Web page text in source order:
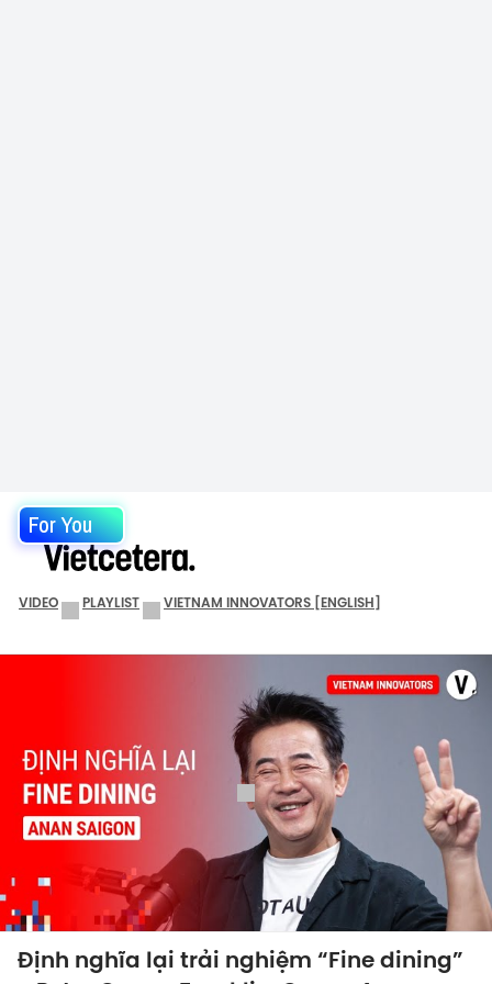
For You
VIDEO PLAYLIST VIETNAM INNOVATORS [ENGLISH]
Định nghĩa lại trải nghiệm “Fine dining”